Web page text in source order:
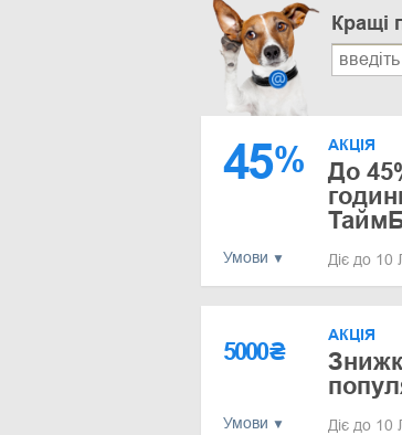
Кращі
45%
Умови
АКЦІЯ
До
Діє до 10
5000₴
Умови
АКЦІЯ
Діє до 10